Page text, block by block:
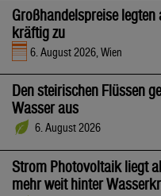
Großhandelspreise
kräftig zu
6. August 2026, Wien
Den steirischen Flüssen
Wasser aus
6. August 2026
Strom Photovoltaik liegt
mehr weit hinter